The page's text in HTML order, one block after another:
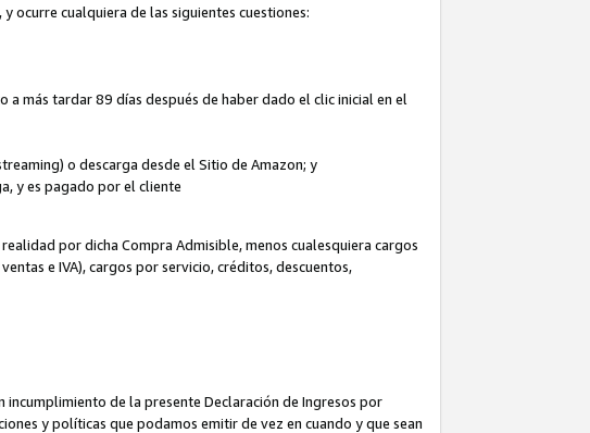
y ocurre cualquiera de las siguientes cuestiones:
más tardar 89 días después de haber dado el clic inicial en el
o descarga desde el Sitio de Amazon; y
y es pagado por el cliente
por dicha Compra Admisible, menos cualesquiera cargos
e IVA), cargos por servicio, créditos, descuentos,
de la presente Declaración de Ingresos por
y políticas que podamos emitir de vez en cuando y que sean